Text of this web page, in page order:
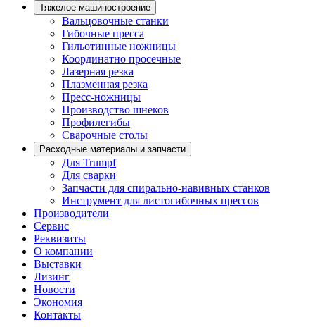
Тяжелое машиностроение
Вальцовочные станки
Гибочные пресса
Гильотинные ножницы
Координатно просечные
Лазерная резка
Плазменная резка
Пресс-ножницы
Производство шнеков
Профилегибы
Сварочные столы
Расходные материалы и запчасти
Для Trumpf
Для сварки
Запчасти для спирально-навивных станков
Инструмент для листогибочных прессов
Производители
Сервис
Реквизиты
О компании
Выставки
Лизинг
Новости
Экономия
Контакты